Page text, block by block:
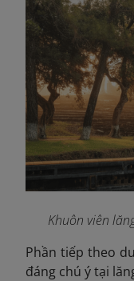
Khuôn viên
Phần tiếp theo
đáng chú ý tại